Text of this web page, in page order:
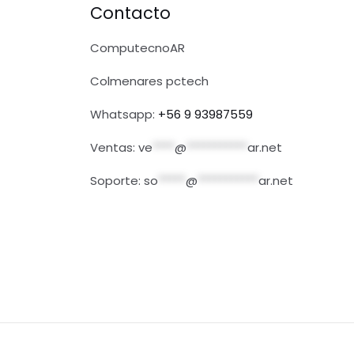
Contacto
ComputecnoAR
Colmenares pctech
Whatsapp: +56 9 93987559
Ventas: ve @
ar.net
Soporte: so @ ar.net